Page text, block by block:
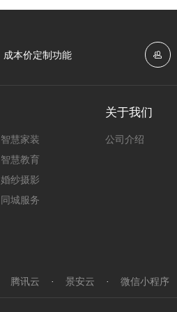
成本价定制功能
智慧家装
智慧教育
婚纱摄影
同城服务
关于我们
公司介绍
腾讯云 · 景安云 · 微信小程序